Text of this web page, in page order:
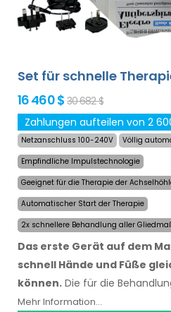
Set für schnelle
16 460 $ 30 682 $
Zahlungen aufteilen von 2
Netzanschluss 100-240V
Völlig
Empfindliche Impulstechnologie
Geeignet für die Therapie der
Automatischer Start der Therapie
2x schnellere Behandlung aller
Das erste Gerät auf dem
schnell Hände und Füße
können. Die für die
benötigte Zeit wurde um die
Mehr Information...